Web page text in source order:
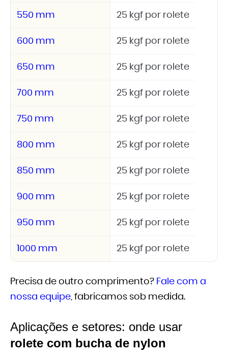
550 mm 25 kgf por rolete
600 mm 25 kgf por rolete
650 mm 25 kgf por rolete
700 mm 25 kgf por rolete
750 mm 25 kgf por rolete
800 mm 25 kgf por rolete
850 mm 25 kgf por rolete
900 mm 25 kgf por rolete
950 mm 25 kgf por rolete
1000 mm 25 kgf por rolete
Precisa de outro comprimento? Fale com a
nossa equipe, fabricamos sob medida.
Aplicações e setores: onde usar
rolete com bucha de nylon